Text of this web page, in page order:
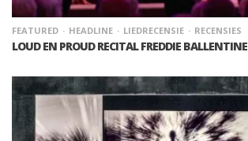
FEATURED HEADLINE LIEDRECENSIE RECENSIES
LOUD EN PROUD RECITAL FREDDIE BALLENTINE